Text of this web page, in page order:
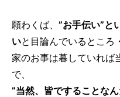
願わくば、 ”お手伝い”と
いと目論んでいるところ
家のお事は暮していれば
で、
”当然、皆ですることな